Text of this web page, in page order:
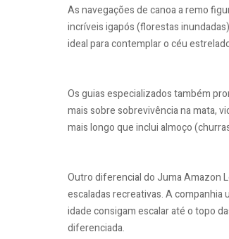
As navegações de canoa a remo
incríveis igapós (florestas
ideal para contemplar o céu
Os guias especializados também
mais sobre sobrevivência na mata,
mais longo que inclui almoço
Outro diferencial do Juma Amazon
escaladas recreativas. A companhia
idade consigam escalar até o topo
diferenciada.